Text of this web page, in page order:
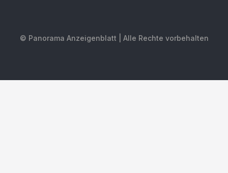
© Panorama Anzeigenblatt | Alle Rechte vorbehalten